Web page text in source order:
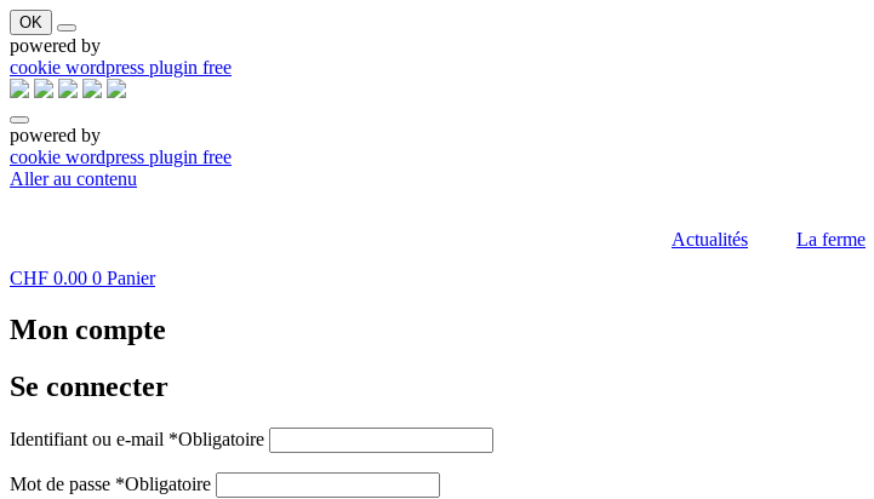
OK
powered by
cookie wordpress plugin free
powered by
cookie wordpress plugin free
Aller au contenu
Actualités La ferme
CHF 0.00 0 Panier
Mon compte
Se connecter
Identifiant ou e-mail *Obligatoire
Mot de passe *Obligatoire